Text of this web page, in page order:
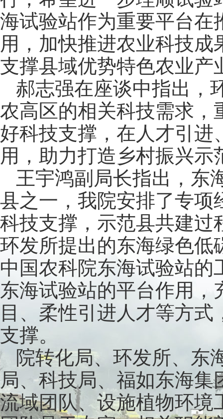
海试验站作为重要平台在
用，加快推进农业科技
支撑县域优势特色农业产
郝志强在座谈中指出，
农高区的相关科技需求，
好科技支撑，在人才引进
用，助力打造乡村振兴示
王宇鸿副局长指出，东
县之一，我院安排了专项
科技支撑，示范县共建过
环发所提出的东海绿色低
中国农科院东海试验站
东海试验站的平台作用
目、柔性引进人才等方
支撑。
院转化局、环发所、东
局、科技局、福如东海集
流域团队、设施植物环境